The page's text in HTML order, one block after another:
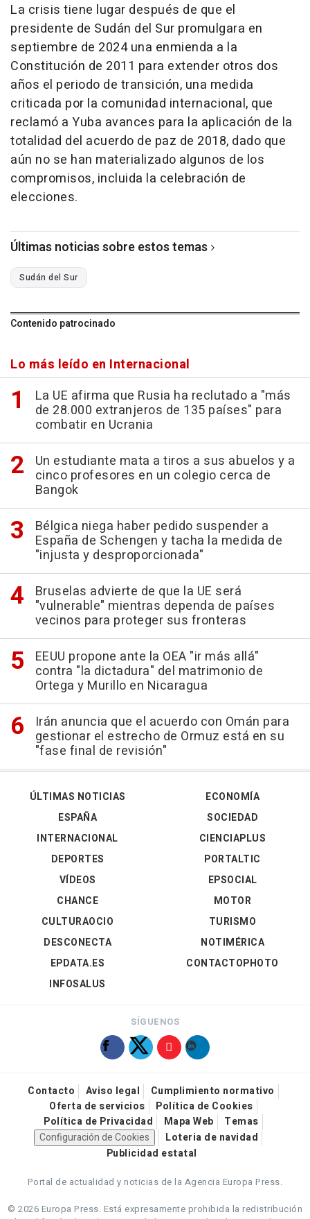
La crisis tiene lugar después de que el
presidente de Sudán del Sur promulgara en
septiembre de 2024 una enmienda a la
Constitución de 2011 para extender otros dos
años el periodo de transición, una medida
criticada por la comunidad internacional, que
reclamó a Yuba avances para la aplicación de la
totalidad del acuerdo de paz de 2018, dado que
aún no se han materializado algunos de los
compromisos, incluida la celebración de
elecciones.
Últimas noticias sobre estos temas
Sudán del Sur
Contenido patrocinado
Lo más leído en Internacional
La UE afirma que Rusia ha reclutado a "más
de 28.000 extranjeros de 135 países" para
combatir en Ucrania
Un estudiante mata a tiros a sus abuelos y a
cinco profesores en un colegio cerca de
Bangok
Bélgica niega haber pedido suspender a
España de Schengen y tacha la medida de
"injusta y desproporcionada"
Bruselas advierte de que la UE será
"vulnerable" mientras dependa de países
vecinos para proteger sus fronteras
EEUU propone ante la OEA "ir más allá"
contra "la dictadura" del matrimonio de
Ortega y Murillo en Nicaragua
Irán anuncia que el acuerdo con Omán para
gestionar el estrecho de Ormuz está en su
"fase final de revisión"
ÚLTIMAS NOTICIAS
ESPAÑA
INTERNACIONAL
DEPORTES
VÍDEOS
ECONOMÍA
SOCIEDAD
CIENCIAPLUS
PORTALTIC
EPSOCIAL
CHANCE
CULTURAOCIO
DESCONECTA
EPDATA.ES
INFOSALUS
MOTOR
TURISMO
NOTIMÉRICA
CONTACTOPHOTO
SÍGUENOS
Contacto Aviso legal
Cumplimiento normativo
Oferta de servicios
Política de Cookies
Política de Privacidad
Mapa Web
Temas
Configuración de Cookies
Loteria de navidad
Publicidad estatal
Portal de actualidad y noticias de la Agencia Europa Press.
© 2026 Europa Press. Está expresamente prohibida la redistribución